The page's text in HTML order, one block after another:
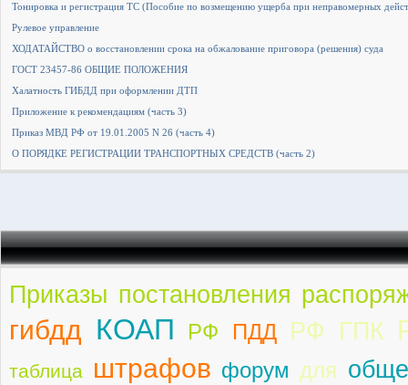
Тонировка и регистрация ТС (Пособие по возмещению ущерба при неправомерных
Рулевое управление
ХОДАТАЙСТВО о восстановлении срока на обжалование приговора (решения) суда
ГОСТ 23457-86 ОБЩИЕ ПОЛОЖЕНИЯ
Халатность ГИБДД при оформлении ДТП
Приложение к рекомендациям (часть 3)
Приказ МВД РФ от 19.01.2005 N 26 (часть 4)
О ПОРЯДКЕ РЕГИСТРАЦИИ ТРАНСПОРТНЫХ СРЕДСТВ (часть 2)
Приказы постановления
гибдд КОАП РФ ПДД РФ ГПК
таблица штрафов форум для